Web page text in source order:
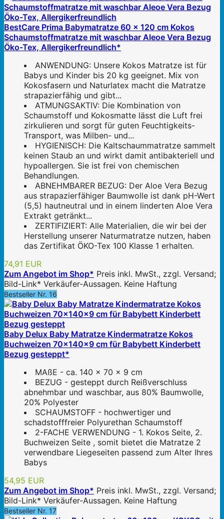
BestCare Prima Babymatratze 60 x 120 cm Kokos
Schaumstoffmatratze mit waschbar Aleoe Vera Bezug
Öko-Tex, Allergikerfreundlich*
ANWENDUNG: Unsere Kokos Matratze ist für
Babys und Kinder bis 20 kg geeignet. Mix von
Kokosfasern und Naturlatex macht die Matratze
strapazierfähig und gibt...
ATMUNGSAKTIV: Die Kombination von
Schaumstoff und Kokosmatte lässt die Luft frei
zirkulieren und sorgt für guten Feuchtigkeits-
Transport, was Milben- und...
HYGIENISCH: Die Kaltschaummatratze sammelt
keinen Staub an und wirkt damit antibakteriell und
hypoallergen. Sie ist frei von chemischen
Behandlungen.
ABNEHMBARER BEZUG: Der Aloe Vera Bezug
aus strapazierfähiger Baumwolle ist dank pH-Wert
(5,5) hautneutral und in einem linderten Aloe Vera
Extrakt getränkt...
ZERTIFIZIERT: Alle Materialien, die wir bei der
Herstellung unserer Naturmatratze nutzen, haben
das Zertifikat ÖKO-Tex 100 Klasse 1 erhalten.
74,91 EUR
Zum Angebot im Shop* Preis inkl. MwSt., zzgl. Versand;
Bild-Link* Verkäufer-Aussagen. Keine Haftung
Bestseller Nr. 16
Baby Delux Baby Matratze Kindermatratze Kokos
Buchweizen 70x140x9 cm für Babybett Kinderbett
Bezug gesteppt*
MAßE - ca. 140 x 70 x 9 cm
BEZUG - gesteppt durch Reißverschluss
abnehmbar und waschbar, aus 80% Baumwolle,
20% Polyester
SCHAUMSTOFF - hochwertiger und
schadstofffreier Polyurethan Schaumstoff
2-FACHE VERWENDUNG - 1. Kokos Seite, 2.
Buchweizen Seite , somit bietet die Matratze 2
verwendbare Liegeseiten passend zum Alter Ihres
Babys
54,95 EUR
Zum Angebot im Shop* Preis inkl. MwSt., zzgl. Versand;
Bild-Link* Verkäufer-Aussagen. Keine Haftung
Bestseller Nr. 17